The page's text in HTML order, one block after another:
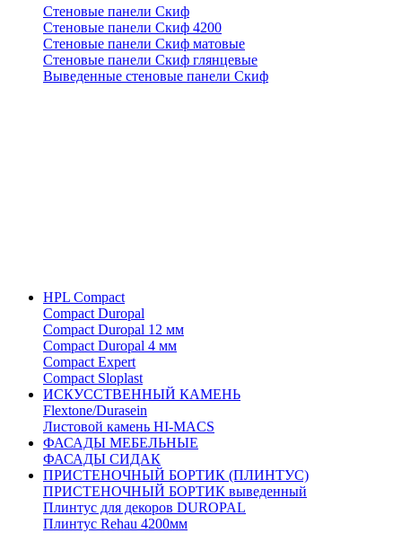
Стеновые панели Скиф
Стеновые панели Скиф 4200
Стеновые панели Скиф матовые
Стеновые панели Скиф глянцевые
Выведенные стеновые панели Скиф
HPL Compact
Compact Duropal
Compact Duropal 12 мм
Compact Duropal 4 мм
Compact Expert
Compact Sloplast
ИСКУССТВЕННЫЙ КАМЕНЬ
Flextone/Durasein
Листовой камень HI-MACS
ФАСАДЫ МЕБЕЛЬНЫЕ
ФАСАДЫ СИДАК
ПРИСТЕНОЧНЫЙ БОРТИК (ПЛИНТУС)
ПРИСТЕНОЧНЫЙ БОРТИК выведенный
Плинтус для декоров DUROPAL
Плинтус Rehau 4200мм